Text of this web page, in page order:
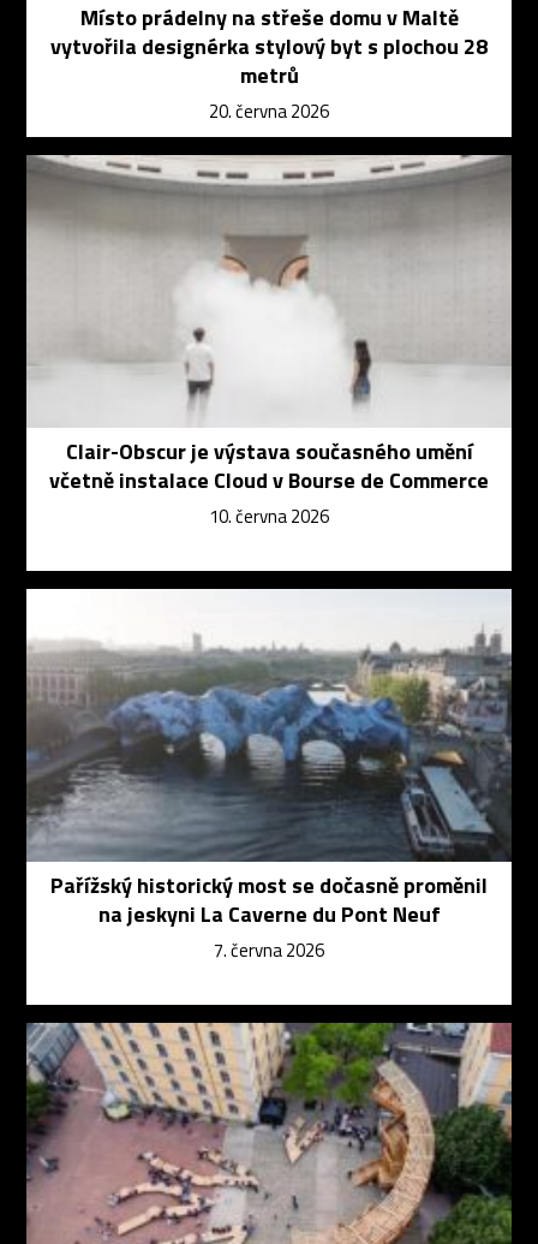
Místo prádelny na střeše domu v Maltě
vytvořila designérka stylový byt s plochou 28
metrů
20. června 2026
Clair-Obscur je výstava současného umění
včetně instalace Cloud v Bourse de Commerce
10. června 2026
Pařížský historický most se dočasně proměnil
na jeskyni La Caverne du Pont Neuf
7. června 2026